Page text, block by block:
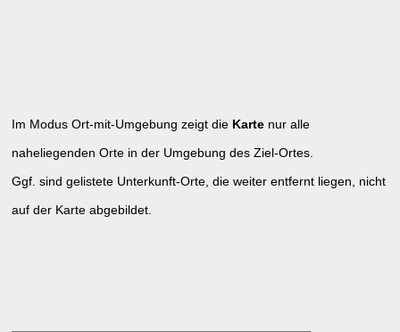
Im Modus Ort-mit-Umgebung zeigt die Karte nur alle
naheliegenden Orte in der Umgebung des Ziel-Ortes.
Ggf. sind gelistete Unterkunft-Orte, die weiter entfernt liegen, nicht
auf der Karte abgebildet.